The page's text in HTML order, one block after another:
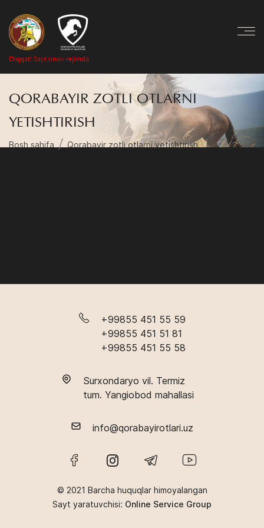
Diqqat! Sayt sinov rejimda
QORABAYIR ZOTLI OTLARNI
YETISHTIRISH
Bosh sahifa Qorabayir zotli otlarni yetishtirish
+99855 451 55 59
+99855 451 51 81
+99855 451 55 58
Surxondaryo vil. Termiz
tum. Yangiobod mahallasi
info@qorabayirotlari.uz
© 2021 Barcha huquqlar himoyalangan
Sayt yaratuvchisi: Online Service Group